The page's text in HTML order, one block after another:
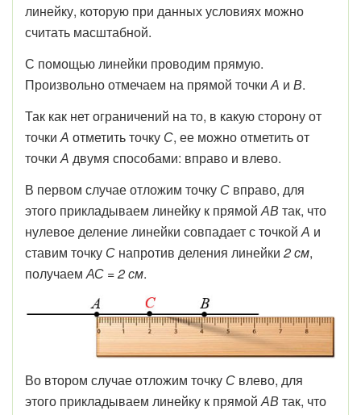
линейку, которую при данных условиях можно
считать масштабной.
С помощью линейки проводим прямую.
Произвольно отмечаем на прямой точки А и В.
Так как нет ограничений на то, в какую сторону от
точки А отметить точку С, ее можно отметить от
точки А двумя способами: вправо и влево.
В первом случае отложим точку С вправо, для
этого прикладываем линейку к прямой АВ так, что
нулевое деление линейки совпадает с точкой А и
ставим точку С напротив деления линейки 2 см,
получаем АС = 2 см.
Во втором случае отложим точку С влево, для
этого прикладываем линейку к прямойАВ так, что